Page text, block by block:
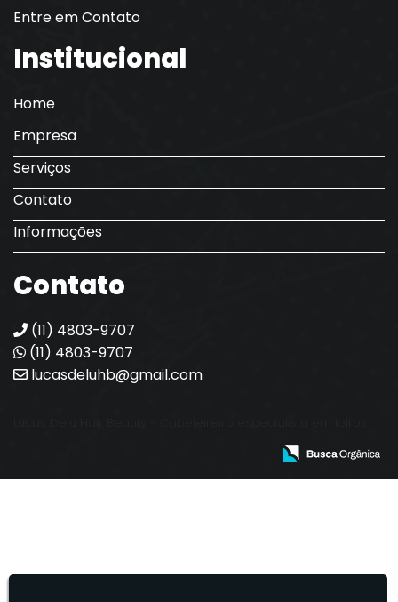
Entre em Contato
Institucional
Home
Empresa
Serviços
Contato
Informações
Contato
(11) 4803-9707
(11) 4803-9707
lucasdeluhb@gmail.com